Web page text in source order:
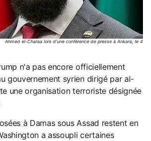
Ahmed el-Charaa lors d'une conférence de presse à Ankara, le 4
n'a pas encore officiellement
gouvernement syrien dirigé par al-
une organisation terroriste désignée
à Damas sous Assad restent en
a assoupli certaines